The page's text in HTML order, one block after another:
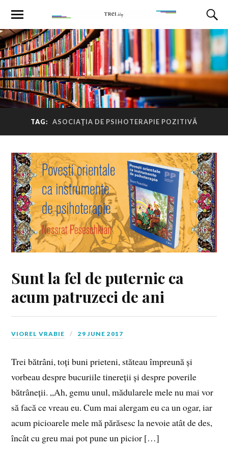
TAG: ASOCIAŢIA DE PSIHOTERAPIE POZITIVĂ
Sunt la fel de puternic ca
acum patruzeci de ani
VIOREL VRABIE 29 JUNE 2017
Trei bătrâni, toți buni prieteni, stăteau împreună și
vorbeau despre bucuriile tinereții și despre poverile
bătrâneții. „Ah, gemu unul, mădularele mele nu mai vor
să facă ce vreau eu. Cum mai alergam eu ca un ogar, iar
acum picioarele mele mă părăsesc la nevoie atât de des,
încât cu greu mai pot pune un picior […]